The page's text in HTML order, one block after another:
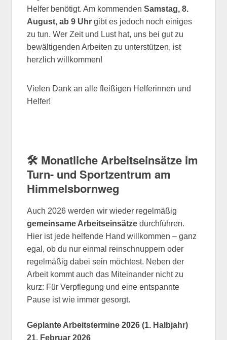
Helfer benötigt. Am kommendenSamstag, 8.
August, ab 9 Uhr gibt es jedoch noch einiges
zu tun. Wer Zeit und Lust hat, uns bei gut zu
bewältigenden Arbeiten zu unterstützen, ist
herzlich willkommen!
Vielen Dank an alle fleißigen Helferinnen und
Helfer!
🛠️ Monatliche Arbeitseinsätze im
Turn- und Sportzentrum am
Himmelsbornweg
Auch 2026 werden wir wieder regelmäßig
gemeinsame Arbeitseinsätze durchführen.
Hier ist jede helfende Hand willkommen – ganz
egal, ob du nur einmal reinschnuppern oder
regelmäßig dabei sein möchtest. Neben der
Arbeit kommt auch das Miteinander nicht zu
kurz: Für Verpflegung und eine entspannte
Pause ist wie immer gesorgt.
Geplante Arbeitstermine 2026 (1. Halbjahr)
21. Februar 2026